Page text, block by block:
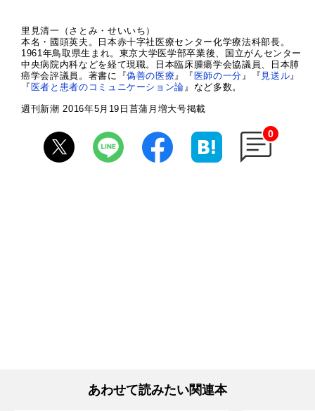
里見清一（さとみ・せいいち）
本名・國頭英夫。日本赤十字社医療センター化学療法科部長。
1961年鳥取県生まれ。東京大学医学部卒業後、国立がんセンター
中央病院内科などを経て現職。日本臨床腫瘍学会協議員、日本肺
癌学会評議員。著書に『偽善の医療』『 医師の一分』『 見送ル』
『 医者と患者のコミュニケーション論』など多数。
週刊新潮 2016年5月19日菖蒲月増大号掲載
0
あわせて読みたい関連本